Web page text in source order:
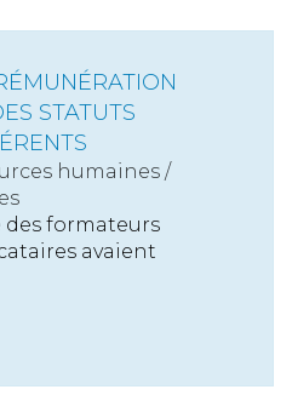
STATUTS
humaines /
des formateurs
avaient